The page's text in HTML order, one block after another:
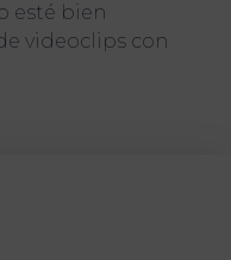
esté bien
videoclips con